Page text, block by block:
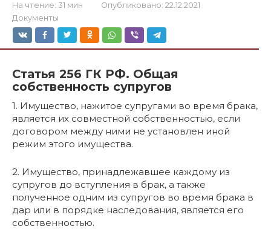
На чтение: 31 мин Опубликовано: 22.12.2021
Документы
Статья 256 ГК РФ. Общая
собственность супругов
1. Имущество, нажитое супругами во время брака,
является их совместной собственностью, если
договором между ними не установлен иной
режим этого имущества.
2. Имущество, принадлежавшее каждому из
супругов до вступления в брак, а также
полученное одним из супругов во время брака в
дар или в порядке наследования, является его
собственностью.